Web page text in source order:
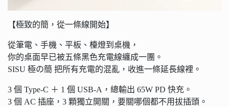
【極致的簡，從一條線開始】
從筆電、手機、平板、檯燈到桌機，
你的桌面早已被五條黑色充電線纏成一團。
SISU 極の簡 把所有充電的混亂，收進一條延長線裡。
3 個 Type-C ＋ 1 個 USB-A，總輸出 65W PD 快充。
3 個 AC 插座，3 顆獨立開關，要關哪個都不用拔插頭。